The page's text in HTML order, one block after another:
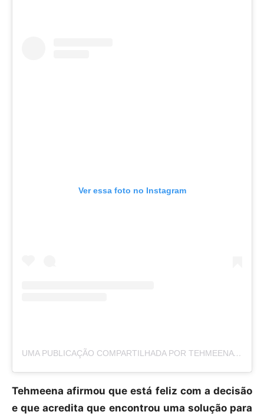
Ver essa foto no Instagram
UMA PUBLICAÇÃO COMPARTILHADA POR TEHMEENA AFZAL-QUINTANA🇵🇰💍🇬🇹 (@MISSMEENAOFFICIAL)
Tehmeena afirmou que está feliz com a decisão
e que acredita que encontrou uma solução para